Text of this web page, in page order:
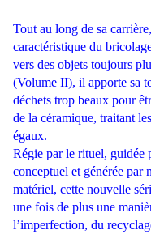
Tout au long de sa carrière,
caractéristique du
vers des objets toujours
(Volume II), il apporte sa
déchets trop beaux pour
de la céramique, traitant
égaux.
Régie par le rituel, guidée
conceptuel et générée par
matériel, cette nouvelle
une fois de plus une
l’imperfection, du